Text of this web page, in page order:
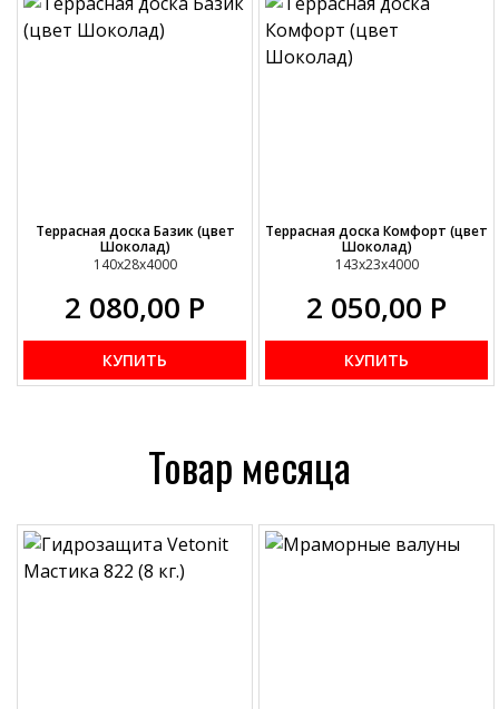
Террасная доска Базик (цвет
Шоколад)
140х28х4000
2 080,00 Р
КУПИТЬ
Террасная доска Комфорт (цвет
Шоколад)
143х23х4000
2 050,00 Р
КУПИТЬ
Товар месяца